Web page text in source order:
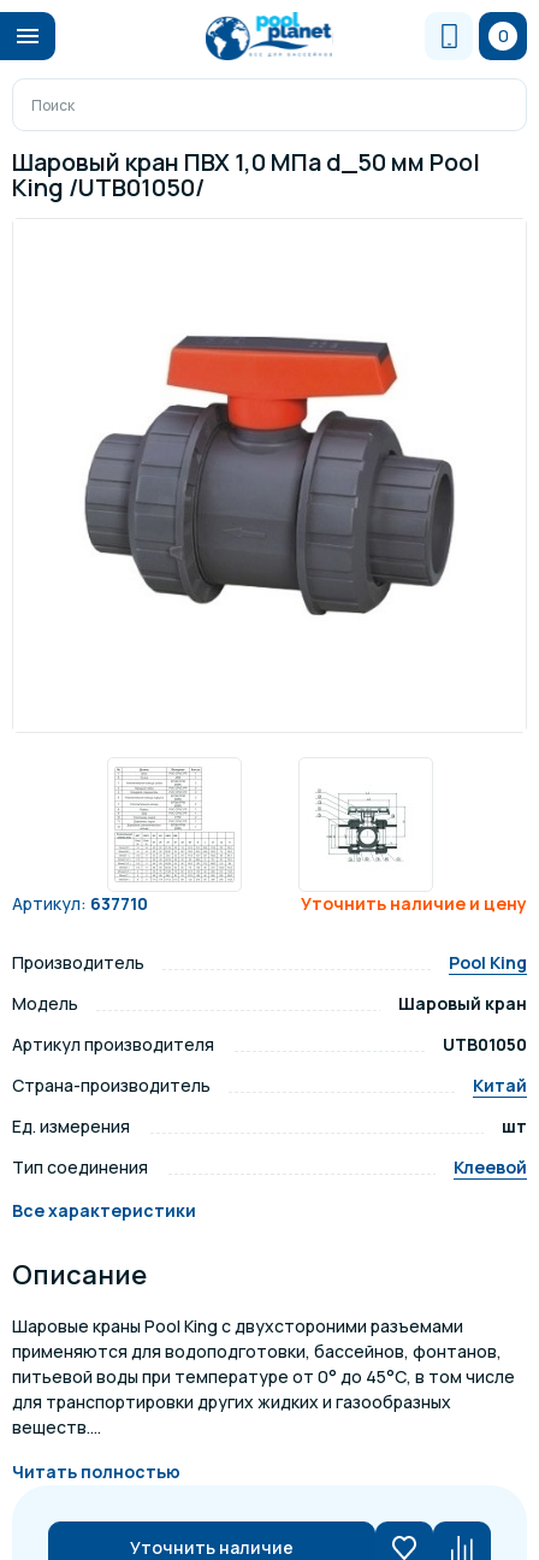
0
Шаровый кран ПВХ 1,0 МПа d_50 мм Pool
King /UTB01050/
Артикул: 637710 Уточнить наличие и цену
Производитель
Pool King
Модель
Шаровый кран
Артикул производителя
UTB01050
Страна-производитель
Китай
Ед. измерения
шт
Тип соединения
Клеевой
Все характеристики
Описание
Шаровые краны Pool King с двухстороними разъемами
применяются для водоподготовки, бассейнов, фонтанов,
питьевой воды при температуре от 0° до 45°С, в том числе
для транспортировки других жидких и газообразных
веществ....
Читать полностью
Уточнить наличие